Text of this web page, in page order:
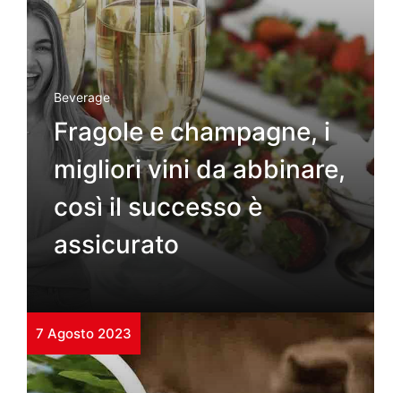
Beverage
Fragole e champagne, i
migliori vini da abbinare,
così il successo è
assicurato
7 Agosto 2023